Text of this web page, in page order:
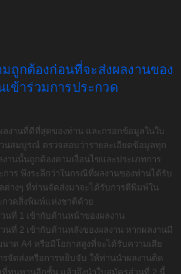
ถูกต้องก่อนที่จะส่งผลงานของ
เข้าร่วมการประกวด
ลงานที่ดีที่สุดของท่าน และกรอกข้อมูลในใบ
นสมบูรณ์ ตรวจสอบว่ารายละเอียดข้อมูลทุก
งานนั้นถูกต้องตามเงื่อนไขและประเภทการ
การ พึงระลึกว่าในกรณีที่ผลงานของท่านได้รับ
ต่างๆ ที่ท่านจัดส่งมาจะได้รับการตีพิมพ์ใน
กวดสิ่งพิมพ์แห่งชาติด้วย
นที่ 1 เข้ากับด้านหน้าของผลงาน
นที่ 2 เข้ากับด้านหลังของผลงาน หากผลงานมี
าด A4 หรือมีโอกาสสูงที่จะได้รับความเสีย
รจัดส่งหรือการหยิบจับ ให้ท่านนําผลงานติด
ที่ทนทานอีกชั้น แล้วจึงนําใบสมัครส่วนที่ 2 นี้